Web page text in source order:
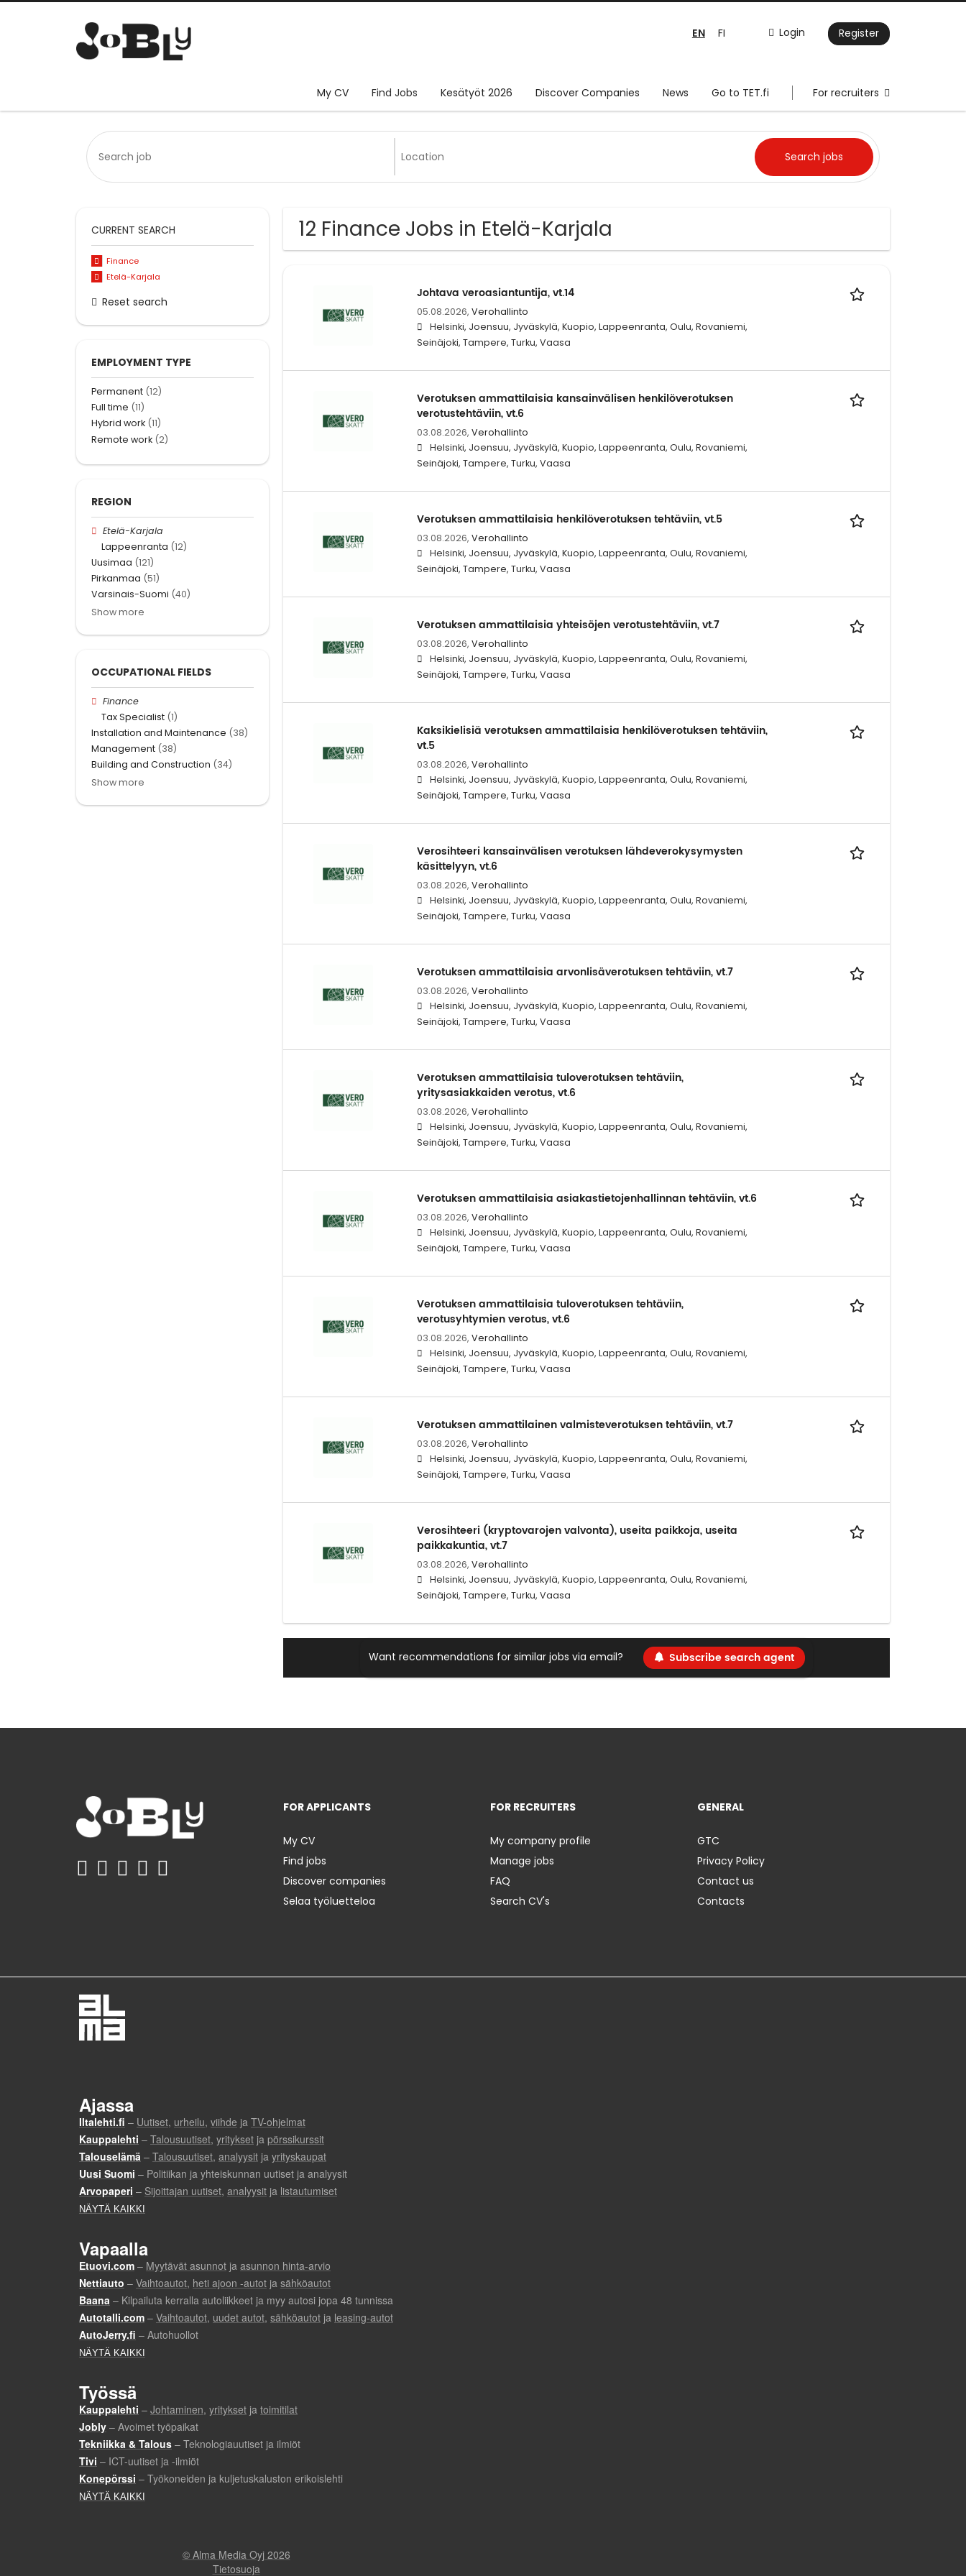
Login Register
EN FI
My CV Find Jobs Kesätyöt 2026 Discover Companies News Go to TET.fi For recruiters
12 Finance Jobs in Etelä-Karjala
Johtava veroasiantuntija, vt.14
05.08.2026, Verohallinto
Helsinki, Joensuu, Jyväskylä, Kuopio, Lappeenranta, Oulu, Rovaniemi,
Seinäjoki, Tampere, Turku, Vaasa
Verotuksen ammattilaisia kansainvälisen henkilöverotuksen
verotustehtäviin, vt.6
03.08.2026, Verohallinto
Helsinki, Joensuu, Jyväskylä, Kuopio, Lappeenranta, Oulu, Rovaniemi,
Seinäjoki, Tampere, Turku, Vaasa
Verotuksen ammattilaisia henkilöverotuksen tehtäviin, vt.5
03.08.2026, Verohallinto
Helsinki, Joensuu, Jyväskylä, Kuopio, Lappeenranta, Oulu, Rovaniemi,
Seinäjoki, Tampere, Turku, Vaasa
Verotuksen ammattilaisia yhteisöjen verotustehtäviin, vt.7
03.08.2026, Verohallinto
Helsinki, Joensuu, Jyväskylä, Kuopio, Lappeenranta, Oulu, Rovaniemi,
Seinäjoki, Tampere, Turku, Vaasa
Kaksikielisiä verotuksen ammattilaisia henkilöverotuksen tehtäviin,
vt.5
03.08.2026, Verohallinto
Helsinki, Joensuu, Jyväskylä, Kuopio, Lappeenranta, Oulu, Rovaniemi,
Seinäjoki, Tampere, Turku, Vaasa
Verosihteeri kansainvälisen verotuksen lähdeverokysymysten
käsittelyyn, vt.6
03.08.2026, Verohallinto
Helsinki, Joensuu, Jyväskylä, Kuopio, Lappeenranta, Oulu, Rovaniemi,
Seinäjoki, Tampere, Turku, Vaasa
Verotuksen ammattilaisia arvonlisäverotuksen tehtäviin, vt.7
03.08.2026, Verohallinto
Helsinki, Joensuu, Jyväskylä, Kuopio, Lappeenranta, Oulu, Rovaniemi,
Seinäjoki, Tampere, Turku, Vaasa
Verotuksen ammattilaisia tuloverotuksen tehtäviin,
yritysasiakkaiden verotus, vt.6
03.08.2026, Verohallinto
Helsinki, Joensuu, Jyväskylä, Kuopio, Lappeenranta, Oulu, Rovaniemi,
Seinäjoki, Tampere, Turku, Vaasa
Verotuksen ammattilaisia asiakastietojenhallinnan tehtäviin, vt.6
03.08.2026, Verohallinto
Helsinki, Joensuu, Jyväskylä, Kuopio, Lappeenranta, Oulu, Rovaniemi,
Seinäjoki, Tampere, Turku, Vaasa
Verotuksen ammattilaisia tuloverotuksen tehtäviin,
verotusyhtymien verotus, vt.6
03.08.2026, Verohallinto
Helsinki, Joensuu, Jyväskylä, Kuopio, Lappeenranta, Oulu, Rovaniemi,
Seinäjoki, Tampere, Turku, Vaasa
Verotuksen ammattilainen valmisteverotuksen tehtäviin, vt.7
03.08.2026, Verohallinto
Helsinki, Joensuu, Jyväskylä, Kuopio, Lappeenranta, Oulu, Rovaniemi,
Seinäjoki, Tampere, Turku, Vaasa
Verosihteeri (kryptovarojen valvonta), useita paikkoja, useita
paikkakuntia, vt.7
03.08.2026, Verohallinto
Helsinki, Joensuu, Jyväskylä, Kuopio, Lappeenranta, Oulu, Rovaniemi,
Seinäjoki, Tampere, Turku, Vaasa
Want recommendations for similar jobs via email? Subscribe search agent
CURRENT SEARCH
Finance
Etelä-Karjala
Reset search
EMPLOYMENT TYPE
Permanent (12)
Full time (11)
Hybrid work (11)
Remote work (2)
REGION
Etelä-Karjala
Lappeenranta (12)
Uusimaa (121)
Pirkanmaa (51)
Varsinais-Suomi (40)
Show more
OCCUPATIONAL FIELDS
Finance
Tax Specialist (1)
Installation and Maintenance (38)
Management (38)
Building and Construction (34)
Show more
FOR APPLICANTS
My CV
Find jobs
Discover companies
Selaa työluetteloa
FOR RECRUITERS
My company profile
Manage jobs
FAQ
Search CV's
GENERAL
GTC
Privacy Policy
Contact us
Contacts